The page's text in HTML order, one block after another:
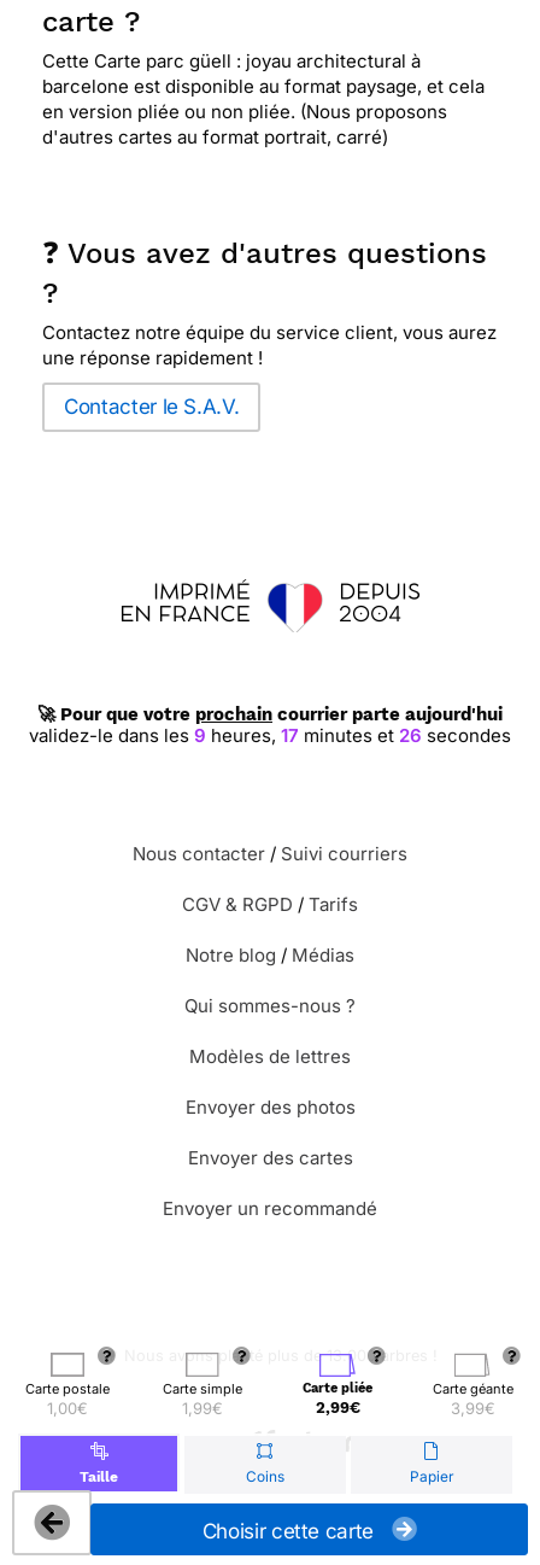
Carte postale
1,00€
Carte simple
1,99€
Carte pliée
2,99€
Carte géante
3,99€
Taille Coins Papier
Choisir cette carte
carte ?
Cette Carte parc güell : joyau architectural à
barcelone est disponible au format paysage, et cela
en version pliée ou non pliée. (Nous proposons
d'autres cartes au format portrait, carré)
❓ Vous avez d'autres questions
?
Contactez notre équipe du service client, vous aurez
une réponse rapidement !
Contacter le S.A.V.
🚀 Pour que votre prochain courrier parte aujourd'hui
validez-le dans les 9 heures, 17 minutes et 26 secondes
Nous contacter / Suivi courriers
CGV & RGPD / Tarifs
Notre blog / Médias
Qui sommes-nous ?
Modèles de lettres
Envoyer des photos
Envoyer des cartes
Envoyer un recommandé
🌳 Nous avons planté plus de 13.000 arbres !
© Merci Facteur